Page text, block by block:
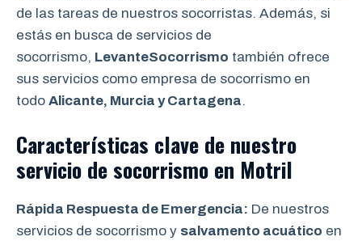
de las tareas de nuestros socorristas. Además, si
estás en busca de servicios de
socorrismo, LevanteSocorrismo también ofrece
sus servicios como empresa de socorrismo en
todo Alicante, Murcia y Cartagena.
Características clave de nuestro
servicio de socorrismo en Motril
Rápida Respuesta de Emergencia: De nuestros
servicios de socorrismo y salvamento acuático en